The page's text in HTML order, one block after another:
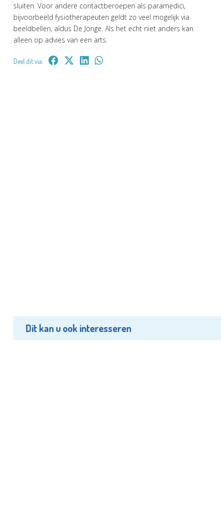
sluiten. Voor andere contactberoepen als paramedici,
bijvoorbeeld fysiotherapeuten geldt zo veel mogelijk via
beeldbellen, aldus De Jonge. Als het echt niet anders kan
alleen op advies van een arts.
Deel dit via:
Dit kan u ook interesseren